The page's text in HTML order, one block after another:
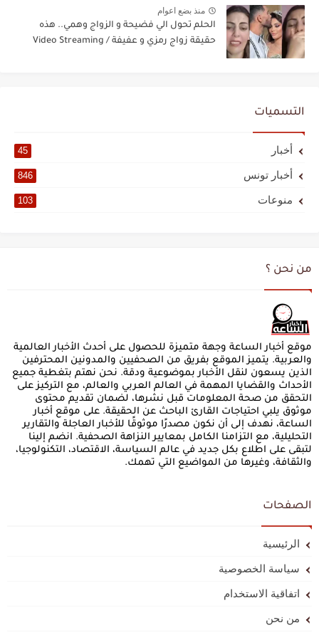
منذ بضع اعوام
الحلم تحول الي فضيحة و الزواج وهمي.. هذه
حقيقة زواج رمزي و عفيفة / Video Streaming
التسميات
أخبار 45
أخبار تونس 846
منوعات 103
من نحن ؟
موقع أخبار الساعة وجهة متميزة للحصول على أحدث الأخبار العالمية
والعربية. يتميز الموقع بفريق من الصحفيين والمدونين المحترفين
الذين يسعون لنقل الأخبار بموضوعية ودقة. نحن نهتم بتغطية جميع
الأحداث والقضايا المهمة في العالم العربي والعالم، مع التركيز على
التحقق من صحة المعلومات قبل نشرها، لضمان تقديم محتوى
موثوق يلبي احتياجات القارئ الباحث عن الحقيقة. على موقع أخبار
الساعة، نهدف إلى أن نكون مصدرًا موثوقًا للأخبار العاجلة والتقارير
التحليلية، مع التزامنا الكامل بمعايير النزاهة الصحفية. انضم إلينا
لتبقى على اطلاع بكل جديد في عالم السياسة، الاقتصاد، التكنولوجيا،
والثقافة، وغيرها من المواضيع التي تهمك.
الصفحات
الرئيسية
سياسة الخصوصية
اتفاقية الاستخدام
من نحن